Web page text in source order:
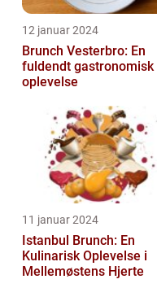
12 januar 2024
Brunch Vesterbro: En
fuldendt gastronomisk
oplevelse
11 januar 2024
Istanbul Brunch: En
Kulinarisk Oplevelse i
Mellemøstens Hjerte